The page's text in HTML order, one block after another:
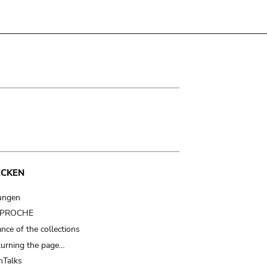
of the collections
the page…